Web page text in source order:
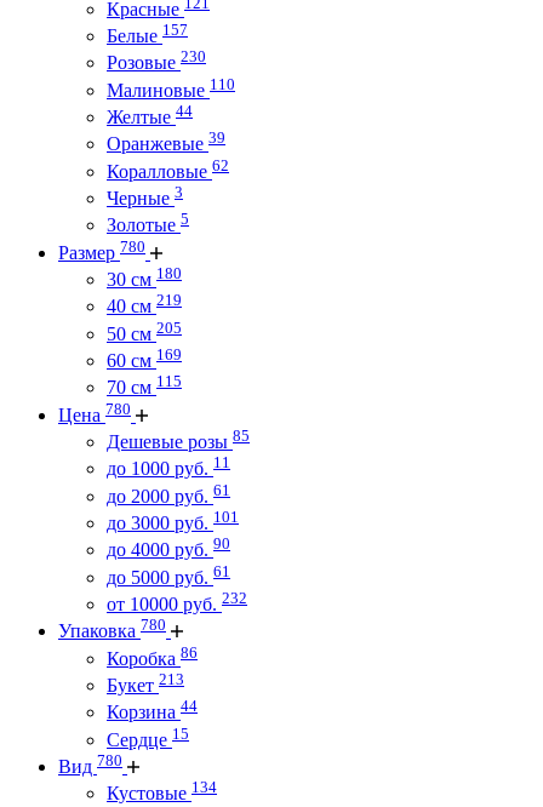
Красные
Белые 157
Розовые 230
Малиновые 110
Желтые 44
Оранжевые 39
Коралловые 62
Черные 3
Золотые 5
Размер 780
30 см 180
40 см 219
50 см 205
60 см 169
70 см 115
Цена 780
Дешевые розы 85
до 1000 руб. 11
до 2000 руб. 61
до 3000 руб. 101
до 4000 руб. 90
до 5000 руб. 61
от 10000 руб. 232
Упаковка 780
Коробка 86
Букет 213
Корзина 44
Сердце 15
Вид 780
Кустовые 134